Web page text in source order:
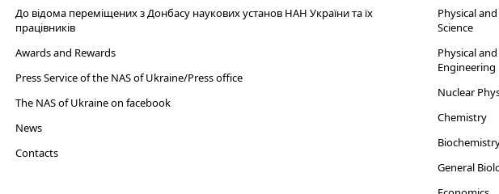
До відома переміщених з Донбасу наукових установ НАН України та їх
працівників
Awards and Rewards
Press Service of the NAS of Ukraine/Press office
The NAS of Ukraine on facebook
News
Сontacts
Physical
Science
Physical
Engineering
Nuclear
Chemistry
General